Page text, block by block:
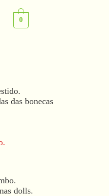
0
das bonecas
dolls.